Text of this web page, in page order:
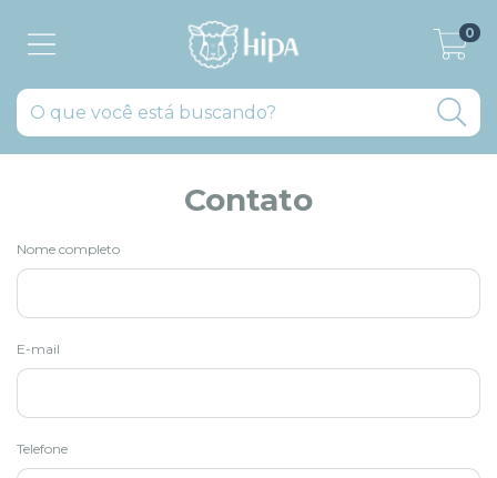
0
Contato
Nome completo
E-mail
Telefone